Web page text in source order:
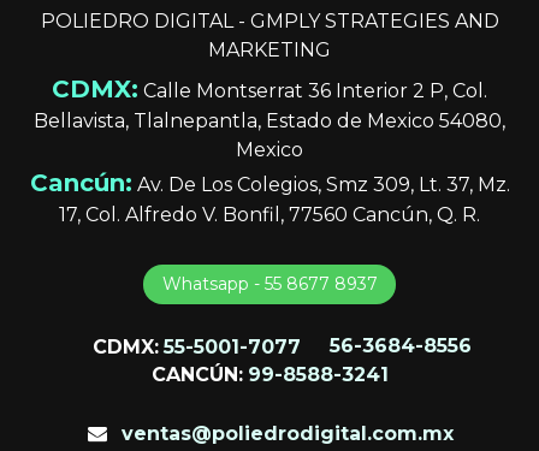
POLIEDRO DIGITAL - GMPLY STRATEGIES AND
MARKETING
CDMX: Calle Montserrat 36 Interior 2 P, Col.
Bellavista, Tlalnepantla, Estado de Mexico 54080,
Mexico
Cancún: Av. De Los Colegios, Smz 309, Lt. 37, Mz.
17, Col. Alfredo V. Bonfil, 77560 Cancún, Q. R.
Whatsapp - 5​​​​5 8677 8937
CDMX: 55-5001-7077
56-3684-8556
CANCÚN: 99-8588-3241
ventas@poliedrodigital.com.mx